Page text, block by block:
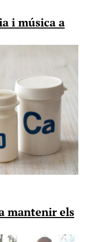
i música a
mantenir els